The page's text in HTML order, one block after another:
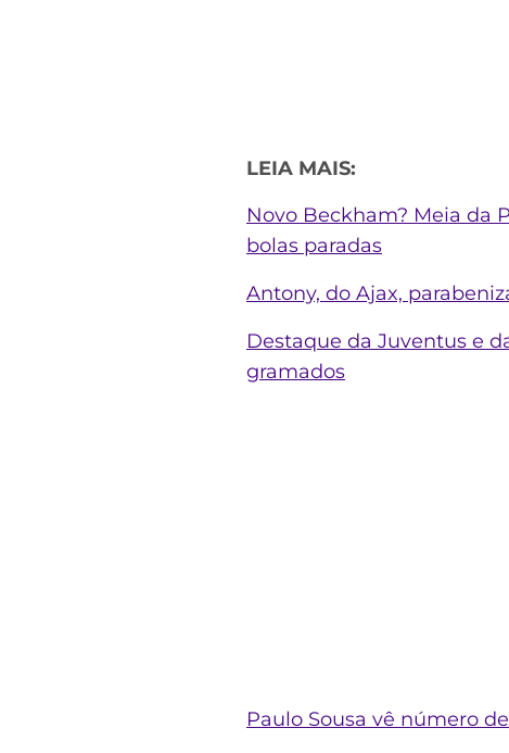
LEIA MAIS:
Novo Beckham? Meia da
bolas paradas
Antony, do Ajax,
Destaque da Juventus e
gramados
Paulo Sousa vê número